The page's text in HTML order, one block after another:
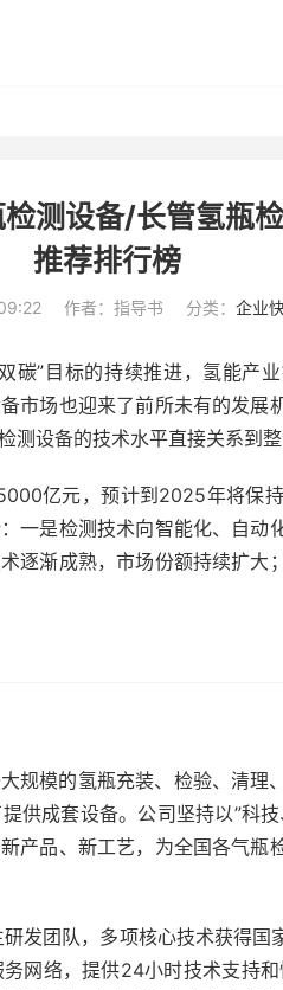
测设备/长管氢瓶
推荐排行榜
作者：指导书 分类： 企业
碳”目标的持续推进，氢能产
市场也迎来了前所未有的发展
设备的技术水平直接关系到整
亿元，预计到2025年将保
一是检测技术向智能化、自动
逐渐成熟，市场份额持续扩大
规模的氢瓶充装、检验、清理
供成套设备。公司坚持以”科
产品、新工艺，为全国各气瓶
发团队，多项核心技术获得国
网络，提供24小时技术支持